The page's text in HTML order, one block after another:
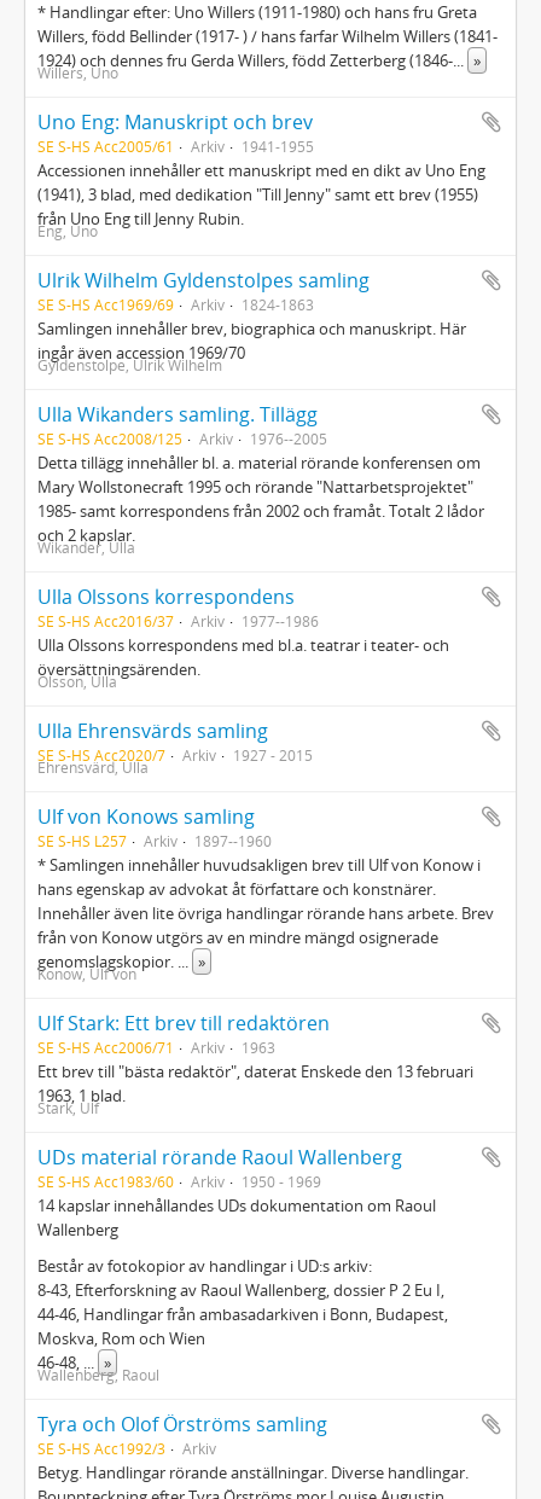
* Handlingar efter: Uno Willers (1911-1980) och hans fru Greta
Willers, född Bellinder (1917- ) / hans farfar Wilhelm Willers (1841-
1924) och dennes fru Gerda Willers, född Zetterberg (1846-... »
Willers, Uno
Uno Eng: Manuskript och brev
SE S-HS Acc2005/61 Arkiv 1941-1955
Accessionen innehåller ett manuskript med en dikt av Uno Eng
(1941), 3 blad, med dedikation "Till Jenny" samt ett brev (1955)
från Uno Eng till Jenny Rubin.
Eng, Uno
Ulrik Wilhelm Gyldenstolpes samling
SE S-HS Acc1969/69 Arkiv 1824-1863
Samlingen innehåller brev, biographica och manuskript. Här
ingår även accession 1969/70
Gyldenstolpe, Ulrik Wilhelm
Ulla Wikanders samling. Tillägg
SE S-HS Acc2008/125 Arkiv 1976--2005
Detta tillägg innehåller bl. a. material rörande konferensen om
Mary Wollstonecraft 1995 och rörande "Nattarbetsprojektet"
1985- samt korrespondens från 2002 och framåt. Totalt 2 lådor
och 2 kapslar.
Wikander, Ulla
Ulla Olssons korrespondens
SE S-HS Acc2016/37 Arkiv 1977--1986
Ulla Olssons korrespondens med bl.a. teatrar i teater- och
översättningsärenden.
Olsson, Ulla
Ulla Ehrensvärds samling
SE S-HS Acc2020/7 Arkiv 1927 - 2015
Ehrensvärd, Ulla
Ulf von Konows samling
SE S-HS L257 Arkiv 1897--1960
* Samlingen innehåller huvudsakligen brev till Ulf von Konow i
hans egenskap av advokat åt författare och konstnärer.
Innehåller även lite övriga handlingar rörande hans arbete. Brev
från von Konow utgörs av en mindre mängd osignerade
genomslagskopior. ... »
Konow, Ulf von
Ulf Stark: Ett brev till redaktören
SE S-HS Acc2006/71 Arkiv 1963
Ett brev till "bästa redaktör", daterat Enskede den 13 februari
1963, 1 blad.
Stark, Ulf
UDs material rörande Raoul Wallenberg
SE S-HS Acc1983/60 Arkiv 1950 - 1969
14 kapslar innehållandes UDs dokumentation om Raoul
Wallenberg
Består av fotokopior av handlingar i UD:s arkiv:
8-43, Efterforskning av Raoul Wallenberg, dossier P 2 Eu I,
44-46, Handlingar från ambasadarkiven i Bonn, Budapest,
Moskva, Rom och Wien
46-48, ... »
Wallenberg, Raoul
Tyra och Olof Örströms samling
SE S-HS Acc1992/3 Arkiv
Betyg. Handlingar rörande anställningar. Diverse handlingar.